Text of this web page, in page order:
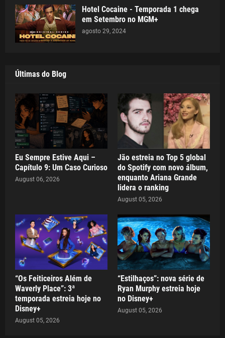
Hotel Cocaine - Temporada 1 chega
em Setembro no MGM+
agosto 29, 2024
Últimas do Blog
Eu Sempre Estive Aqui –
Capítulo 9: Um Caso Curioso
August 06, 2026
Jão estreia no Top 5 global
do Spotify com novo álbum,
enquanto Ariana Grande
lidera o ranking
August 05, 2026
“Os Feiticeiros Além de
Waverly Place”: 3ª
temporada estreia hoje no
Disney+
August 05, 2026
“Estilhaços”: nova série de
Ryan Murphy estreia hoje
no Disney+
August 05, 2026